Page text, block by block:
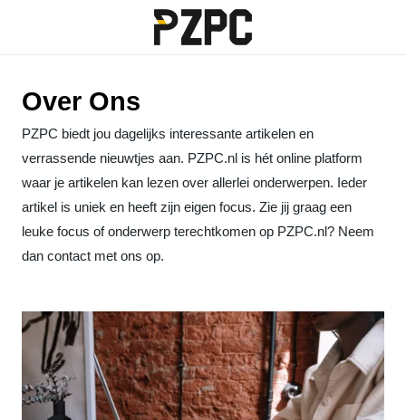
Over Ons
PZPC biedt jou dagelijks interessante artikelen en
verrassende nieuwtjes aan. PZPC.nl is hét online platform
waar je artikelen kan lezen over allerlei onderwerpen. Ieder
artikel is uniek en heeft zijn eigen focus. Zie jij graag een
leuke focus of onderwerp terechtkomen op PZPC.nl? Neem
dan contact met ons op.